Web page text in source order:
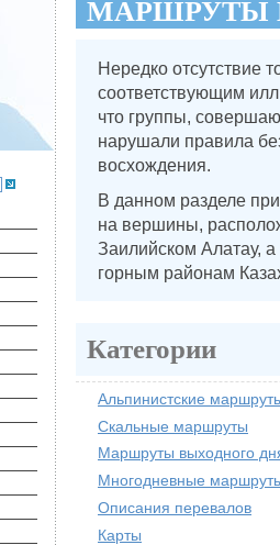
МАРШРУТЫ
Нередко отсутствие
соответствующим
что группы,
нарушали правила
восхождения.
В данном разделе
на вершины,
Заилийском Алатау,
горным районам
Категории
Альпинистские
Скальные маршруты
Маршруты выходного
Многодневные
Описания перевалов
Карты